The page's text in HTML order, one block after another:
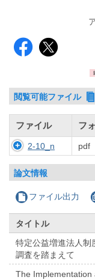
閲覧可能ファイル
ファイル フ
2-10_n pdf
論文情報
ファイル出力
タイトル
特定公益増進法人制
調査を踏まえて
The Implementation